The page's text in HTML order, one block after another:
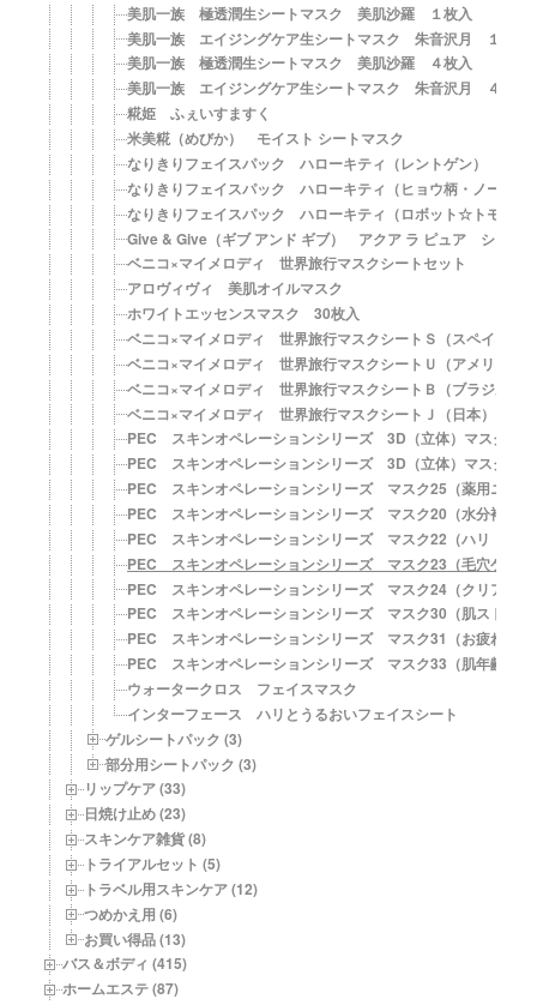
美肌一族 極透潤生シートマスク 美肌沙羅 １枚入
美肌一族 エイジングケア生シートマスク 朱音沢月 １枚入
美肌一族 極透潤生シートマスク 美肌沙羅 ４枚入
美肌一族 エイジングケア生シートマスク 朱音沢月 ４枚入
糀姫 ふぇいすますく
米美糀（めびか） モイスト シートマスク
なりきりフェイスパック ハローキティ（レントゲン）
なりきりフェイスパック ハローキティ（ヒョウ柄・ノーマル
なりきりフェイスパック ハローキティ（ロボット☆トモクニ
Give & Give（ギブ アンド ギブ） アクア ラ ピュア シート
ベニコ×マイメロディ 世界旅行マスクシートセット
アロヴィヴィ 美肌オイルマスク
ホワイトエッセンスマスク 30枚入
ベニコ×マイメロディ 世界旅行マスクシートＳ（スペイン）
ベニコ×マイメロディ 世界旅行マスクシートＵ（アメリカ）
ベニコ×マイメロディ 世界旅行マスクシートＢ（ブラジル）
ベニコ×マイメロディ 世界旅行マスクシートＪ（日本）
PEC スキンオペレーションシリーズ 3D（立体）マスク36
PEC スキンオペレーションシリーズ 3D（立体）マスク37
PEC スキンオペレーションシリーズ マスク25（薬用ニキビ
PEC スキンオペレーションシリーズ マスク20（水分補給）
PEC スキンオペレーションシリーズ マスク22（ハリ・弾力
PEC スキンオペレーションシリーズ マスク23（毛穴ケア）
PEC スキンオペレーションシリーズ マスク24（クリアアッ
PEC スキンオペレーションシリーズ マスク30（肌ストレス
PEC スキンオペレーションシリーズ マスク31（お疲れ肌の
PEC スキンオペレーションシリーズ マスク33（肌年齢対策
ウォータークロス フェイスマスク
インターフェース ハリとうるおいフェイスシート
ゲルシートパック (3)
部分用シートパック (3)
リップケア (33)
日焼け止め (23)
スキンケア雑貨 (8)
トライアルセット (5)
トラベル用スキンケア (12)
つめかえ用 (6)
お買い得品 (13)
バス＆ボディ (415)
ホームエステ (87)